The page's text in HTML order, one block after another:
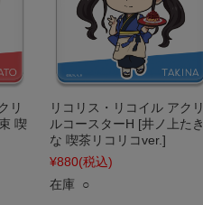
リ
喫
リコリス・リコイル アクリ
ルコースターH [井ノ上たき
な 喫茶リコリコver.]
¥880(税込)
在庫 ○